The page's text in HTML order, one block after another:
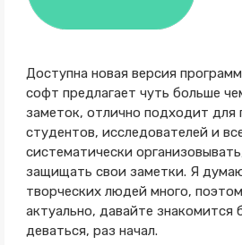
Доступна новая версия
софт предлагает чуть больше
заметок, отлично подходит для
студентов, исследователей и
систематически
защищать свои заметки. Я
творческих людей много,
актуально, давайте знакомится
деваться, раз начал.